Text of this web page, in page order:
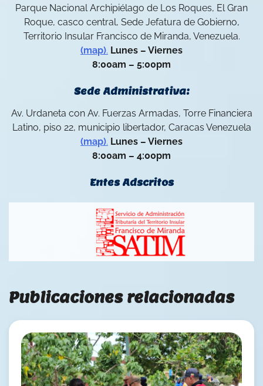
Parque Nacional Archipiélago de Los Roques, El Gran
Roque, casco central, Sede Jefatura de Gobierno,
Territorio Insular Francisco de Miranda, Venezuela.
(map). Lunes – Viernes
8:00am – 5:00pm
Sede Administrativa:
Av. Urdaneta con Av. Fuerzas Armadas, Torre Financiera
Latino, piso 22, municipio libertador, Caracas Venezuela
(map). Lunes – Viernes
8:00am – 4:00pm
Entes Adscritos
Publicaciones relacionadas